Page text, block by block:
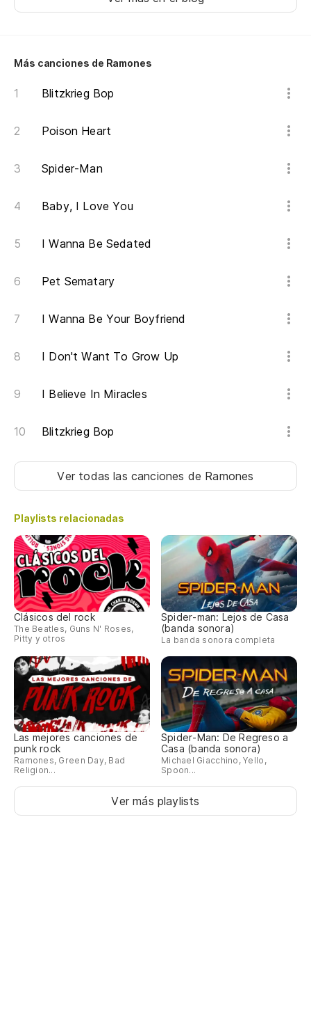
Más canciones de Ramones
Blitzkrieg Bop
Poison Heart
Spider-Man
Baby, I Love You
I Wanna Be Sedated
Pet Sematary
I Wanna Be Your Boyfriend
I Don't Want To Grow Up
I Believe In Miracles
Blitzkrieg Bop
Ver todas las canciones de Ramones
Playlists relacionadas
Clásicos del rock
The Beatles, Guns N' Roses,
Pitty y otros
Spider-man: Lejos de Casa
(banda sonora)
La banda sonora completa
Las mejores canciones de
punk rock
Ramones, Green Day, Bad
Religion...
Spider-Man: De Regreso a
Casa (banda sonora)
Michael Giacchino, Yello,
Spoon...
Ver más playlists